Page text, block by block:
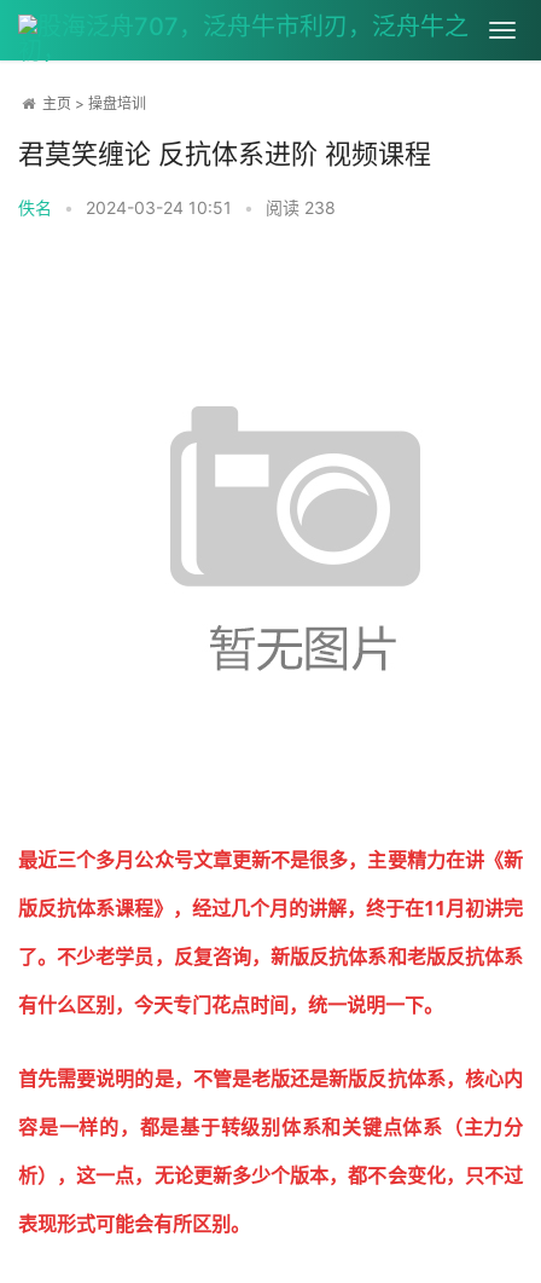
主页 > 操盘培训
君莫笑缠论 反抗体系进阶 视频课程
佚名 • 2024-03-24 10:51 • 阅读 238
最近三个多月公众号文章更新不是很多，主要精力在讲《新
版反抗体系课程》，经过几个月的讲解，终于在11月初讲完
了。不少老学员，反复咨询，新版反抗体系和老版反抗体系
有什么区别，今天专门花点时间，统一说明一下。
首先需要说明的是，不管是老版还是新版反抗体系，核心内
容是一样的，都是基于转级别体系和关键点体系（主力分
析），这一点，无论更新多少个版本，都不会变化，只不过
表现形式可能会有所区别。